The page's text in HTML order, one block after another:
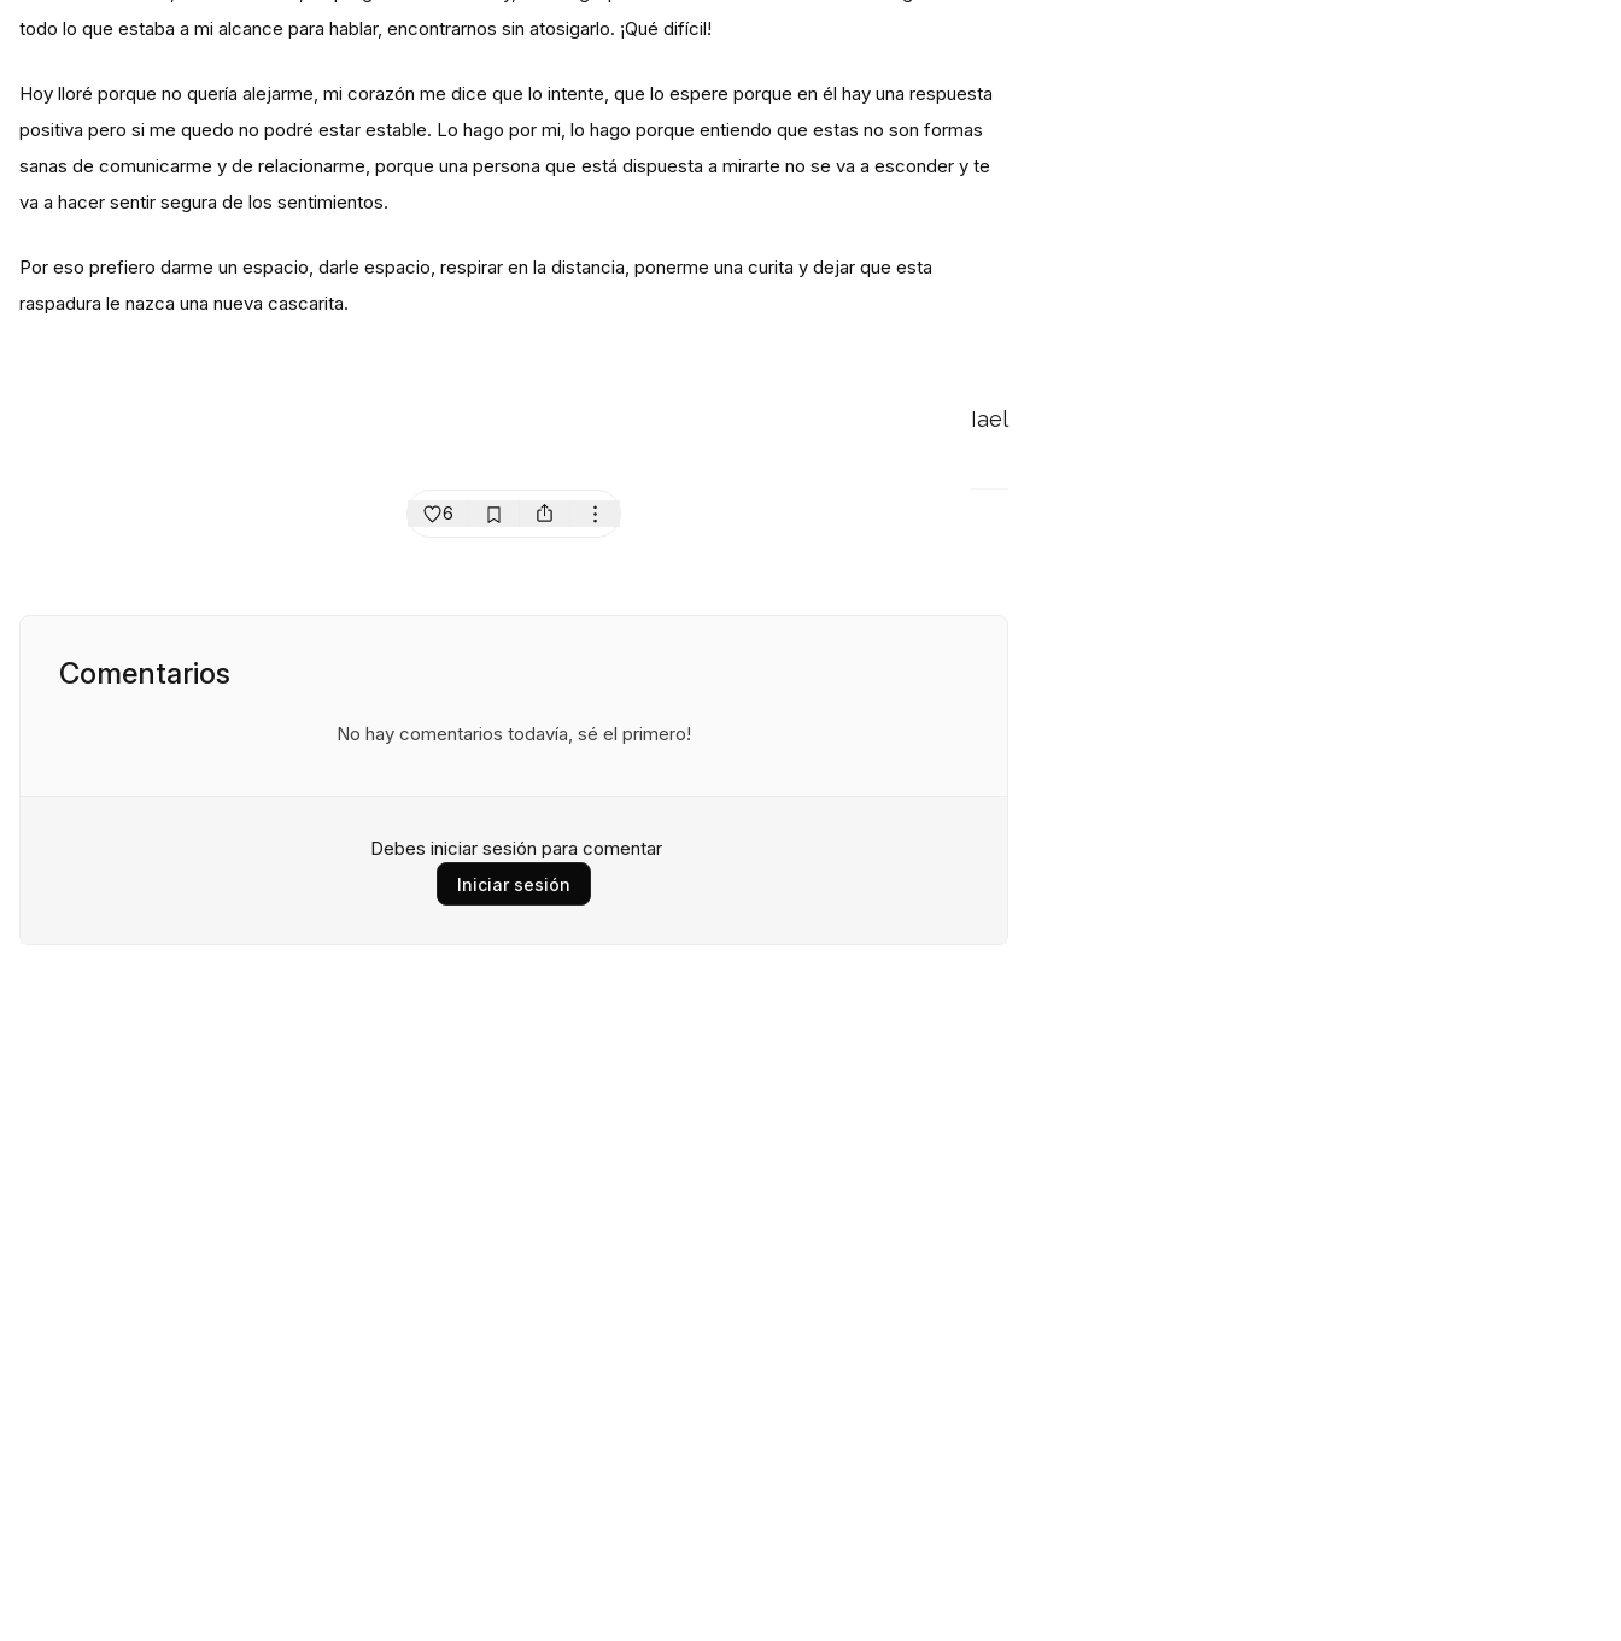
todo lo que estaba a mi alcance para hablar, encontrarnos sin atosigarlo. ¡Qué difícil!
Hoy lloré porque no quería alejarme, mi corazón me dice que lo intente, que lo espere porque en él hay una respuesta
positiva pero si me quedo no podré estar estable. Lo hago por mi, lo hago porque entiendo que estas no son formas
sanas de comunicarme y de relacionarme, porque una persona que está dispuesta a mirarte no se va a esconder y te
va a hacer sentir segura de los sentimientos.
Por eso prefiero darme un espacio, darle espacio, respirar en la distancia, ponerme una curita y dejar que esta
raspadura le nazca una nueva cascarita.
Iael
6
Comentarios
No hay comentarios todavía, sé el primero!
Debes iniciar sesión para comentar
Iniciar sesión